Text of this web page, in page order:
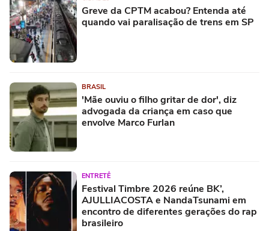
Greve da CPTM acabou? Entenda até
quando vai paralisação de trens em SP
BRASIL
'Mãe ouviu o filho gritar de dor', diz
advogada da criança em caso que
envolve Marco Furlan
ENTRETÊ
Festival Timbre 2026 reúne BK’,
AJULLIACOSTA e NandaTsunami em
encontro de diferentes gerações do rap
brasileiro